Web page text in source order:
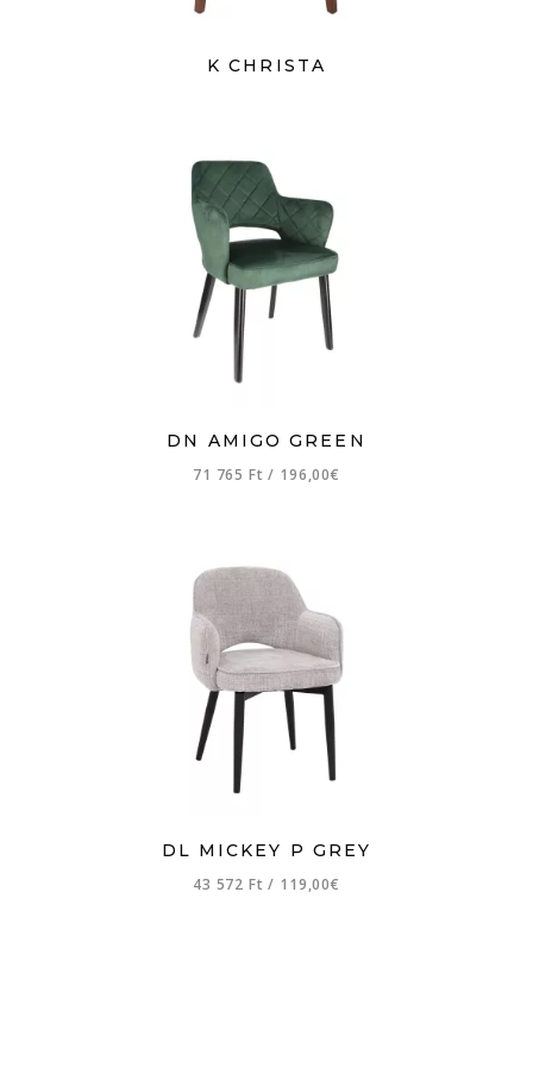
K CHRISTA
DN AMIGO GREEN
71 765 Ft/ 196,00€
DL MICKEY P GREY
43 572 Ft/ 119,00€